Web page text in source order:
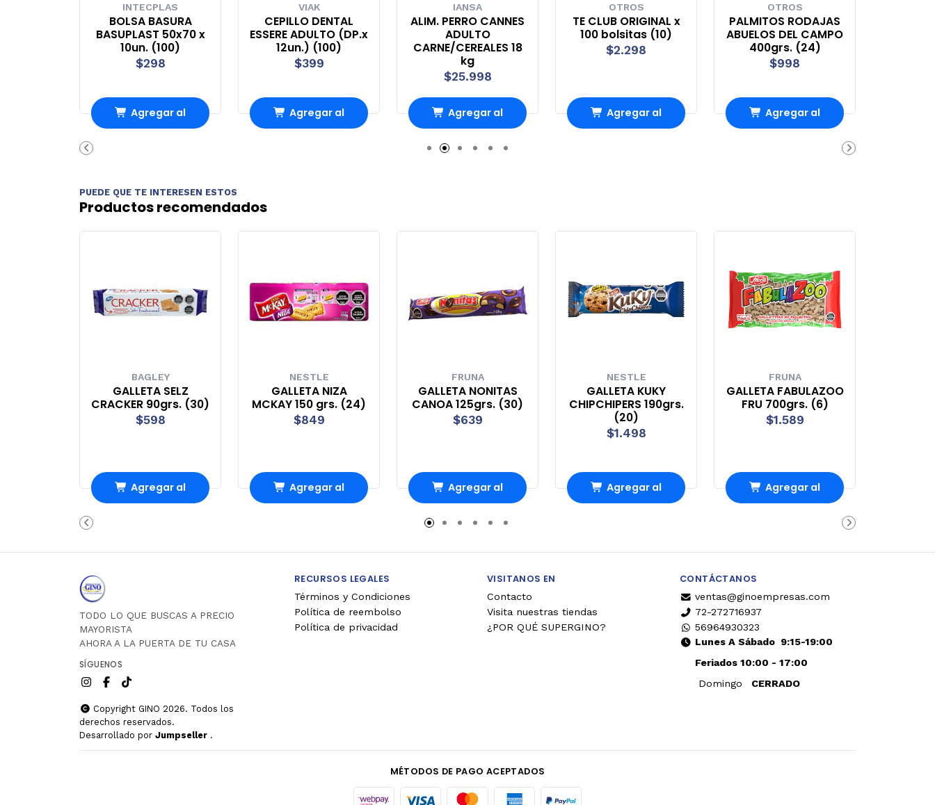
INTECPLAS
BOLSA BASURA
BASUPLAST 50x70 x
10un. (100)
$298
Agregar al
VIAK
CEPILLO DENTAL
ESSERE ADULTO (DP.x
12un.) (100)
$399
Agregar al
IANSA
ALIM. PERRO CANNES
ADULTO
CARNE/CEREALES 18
kg
$25.998
Agregar al
Carro
OTROS
TE CLUB ORIGINAL x
100 bolsitas (10)
$2.298
Agregar al
OTROS
PALMITOS RODAJAS
ABUELOS DEL CAMPO
400grs. (24)
$998
Agregar al
PUEDE QUE TE INTERESEN ESTOS
Productos recomendados
BAGLEY
GALLETA SELZ
CRACKER 90grs. (30)
$598
Agregar al
NESTLE
GALLETA NIZA
MCKAY 150 grs. (24)
$849
Agregar al
FRUNA
GALLETA NONITAS
CANOA 125grs. (30)
$639
Agregar al
Carro
NESTLE
GALLETA KUKY
CHIPCHIPERS 190grs.
(20)
$1.498
Agregar al
FRUNA
GALLETA FABULAZOO
FRU 700grs. (6)
$1.589
Agregar al
TODO LO QUE BUSCAS A PRECIO
MAYORISTA
AHORA A LA PUERTA DE TU CASA
SÍGUENOS
Copyright GINO 2026. Todos los
derechos reservados.
Desarrollado por Jumpseller .
RECURSOS LEGALES
Términos y Condiciones
Política de reembolso
Política de privacidad
VISITANOS EN
Contacto
Visita nuestras tiendas
¿POR QUÉ SUPERGINO?
CONTÁCTANOS
ventas@ginoempresas.com
72-272716937
56964930323
Lunes A Sábado9:15-19:00
Feriados 10:00 - 17:00
Domingo
CERRADO
MÉTODOS DE PAGO ACEPTADOS